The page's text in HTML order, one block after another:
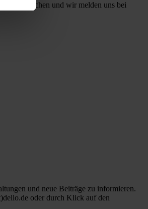
Sie wünschen und wir melden uns bei
und neue Beiträge zu informieren.
oder durch Klick auf den